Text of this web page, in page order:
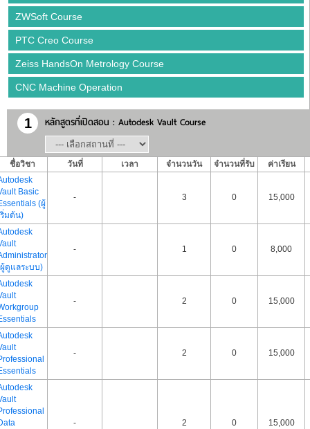
ZWSoft Course
PTC Creo Course
Zeiss HandsOn Metrology Course
CNC Machine Operation
1 หลักสูตรที่เปิดสอน : Autodesk Vault Course
ชื่อวิชา วันที่ เวลา จำนวนวัน จำนวนที่รับ
ค่าเรียน
Basic
(ผู้
ริ่มต้น)
- 3 0 15,000
ดูแลระบบ)
- 1 0 8,000
- 2 0 15,000
- 2 0 15,000
- 2 0 15,000